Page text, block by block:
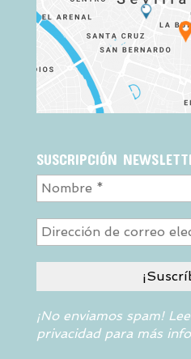
SUSCRIPCIÓN
¡No enviamos spam!
privacidadpara más